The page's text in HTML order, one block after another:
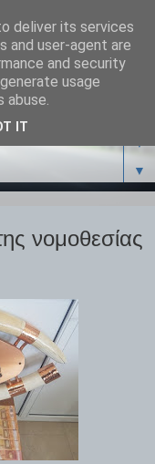
▼
▼
νομοθεσίας
deliver its services
and user-agent are
and security
usage
abuse.
IT